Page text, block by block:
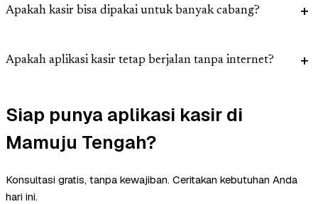
Apakah kasir bisa dipakai untuk banyak cabang?
Apakah aplikasi kasir tetap berjalan tanpa internet?
Siap punya aplikasi kasir di
Mamuju Tengah?
Konsultasi gratis, tanpa kewajiban. Ceritakan kebutuhan Anda
hari ini.